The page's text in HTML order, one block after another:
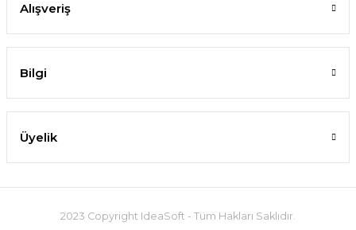
Alışveriş
Bilgi
Üyelik
2023 Copyright IdeaSoft - Tüm Hakları Saklıdır.